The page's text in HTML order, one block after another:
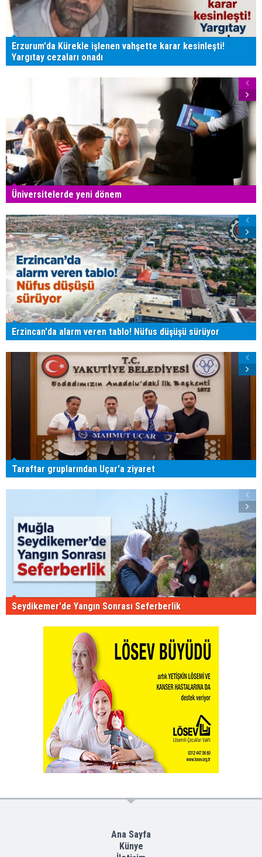
Erzurum'da Kürekle işlenen vahşette karar kesinleşti!
Yargıtay cezaları onadı
Üniversitelerde yeni dönem
Erzincan'da alarm veren tablo! Nüfus düşüşü sürüyor
Taraftar gruplarından Uçar'a ziyaret
Seydikemer'de Yangın Sonrası Seferberlik
Ana Sayfa
Künye